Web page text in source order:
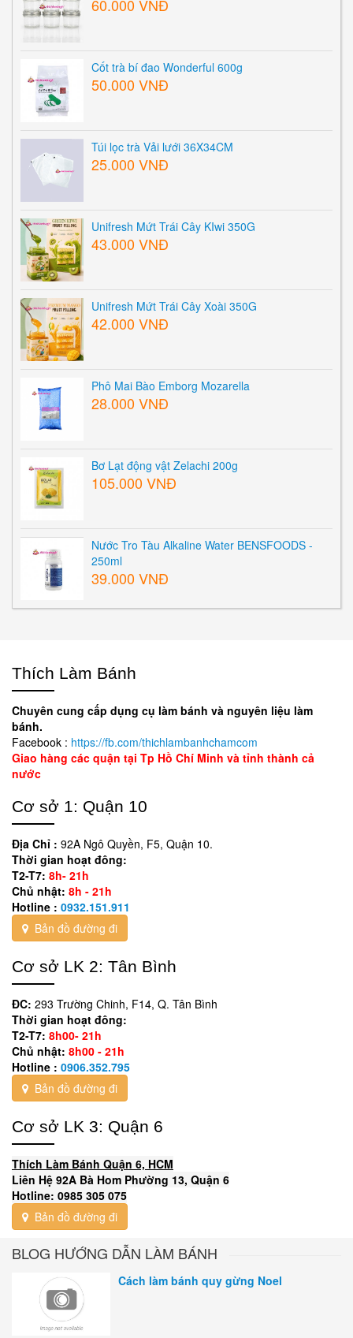
60.000 VNĐ
Cốt trà bí đao Wonderful 600g
50.000 VNĐ
Túi lọc trà Vải lưới 36X34CM
25.000 VNĐ
Unifresh Mứt Trái Cây KIwi 350G
43.000 VNĐ
Unifresh Mứt Trái Cây Xoài 350G
42.000 VNĐ
Phô Mai Bào Emborg Mozarella
28.000 VNĐ
Bơ Lạt động vật Zelachi 200g
105.000 VNĐ
Nước Tro Tàu Alkaline Water BENSFOODS -
250ml
39.000 VNĐ
Thích Làm Bánh
Chuyên cung cấp dụng cụ làm bánh và nguyên liệu làm
bánh.
Facebook : https://fb.com/thichlambanhchamcom
Giao hàng các quận tại Tp Hồ Chí Minh và tỉnh thành cả
nước
Cơ sở 1: Quận 10
Địa Chỉ : 92A Ngô Quyền, F5, Quận 10.
Thời gian hoạt đông:
T2-T7: 8h- 21h
Chủ nhật: 8h - 21h
Hotline : 0932.151.911
Bản đồ đường đi
Cơ sở LK 2: Tân Bình
ĐC: 293 Trường Chinh, F14, Q. Tân Bình
Thời gian hoạt đông:
T2-T7: 8h00- 21h
Chủ nhật: 8h00 - 21h
Hotline : 0906.352.795
Bản đồ đường đi
Cơ sở LK 3: Quận 6
Thích Làm Bánh Quận 6, HCM
Liên Hệ 92A Bà Hom Phường 13, Quận 6
Hotline: 0985 305 075
Bản đồ đường đi
BLOG HƯỚNG DẪN LÀM BÁNH
Cách làm bánh quy gừng Noel